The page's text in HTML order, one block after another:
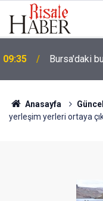
09:35 Bursa'daki
Anasayfa Güncel
yerleşim yerleri ortaya